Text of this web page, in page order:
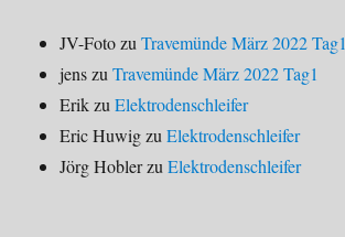
JV-FotozuTravemünde März 2022 Tag1
jenszuTravemünde März 2022 Tag1
ErikzuElektrodenschleifer
Eric HuwigzuElektrodenschleifer
Jörg HoblerzuElektrodenschleifer